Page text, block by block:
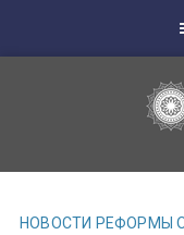
НОВОСТИ РЕФОРМЫ